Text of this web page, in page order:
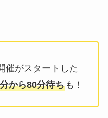
催がスタートした
から80分待ちも！